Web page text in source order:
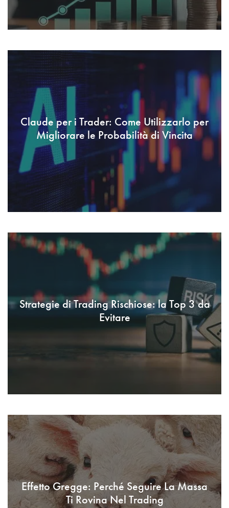
Claude per i Trader: Come Utilizzarlo per
Migliorare le Probabilità di Vincita
Strategie di Trading Rischiose: la Top 3 da
Evitare
Effetto Gregge: Perché Seguire La Massa
Ti Rovina Nel Trading